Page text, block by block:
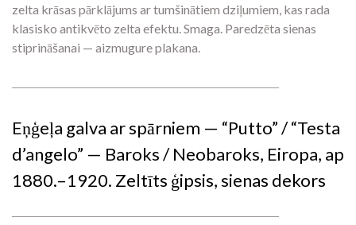
zelta krāsas pārklājums ar tumšinātiem dziļumiem, kas rada
klasisko antikvēto zelta efektu. Smaga. Paredzēta sienas
stiprināšanai — aizmugure plakana.
―――――――――――――――――――――
Eņģeļa galva ar spārniem — “Putto” / “Testa
d’angelo” — Baroks / Neobaroks, Eiropa, ap
1880.–1920. Zeltīts ģipsis, sienas dekors
―――――――――――――――――――――